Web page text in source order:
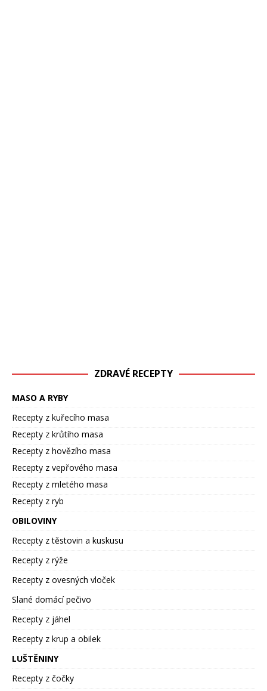
ZDRAVÉ RECEPTY
MASO A RYBY
Recepty z kuřecího masa
Recepty z krůtího masa
Recepty z hovězího masa
Recepty z vepřového masa
Recepty z mletého masa
Recepty z ryb
OBILOVINY
Recepty z těstovin a kuskusu
Recepty z rýže
Recepty z ovesných vloček
Slané domácí pečivo
Recepty z jáhel
Recepty z krup a obilek
LUŠTĚNINY
Recepty z čočky